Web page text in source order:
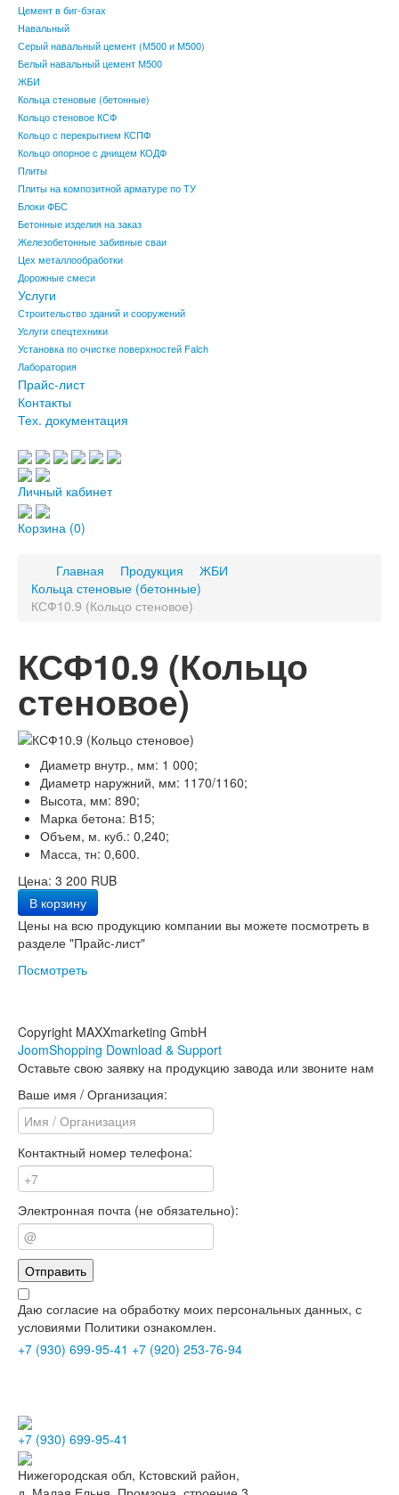
Цемент в биг-бэгах
Навальный
Серый навальный цемент (М500 и М500)
Белый навальный цемент М500
ЖБИ
Кольца стеновые (бетонные)
Кольцо стеновое КСФ
Кольцо с перекрытием КСПФ
Кольцо опорное с днищем КОДФ
Плиты
Плиты на композитной арматуре по ТУ
Блоки ФБС
Бетонные изделия на заказ
Железобетонные забивные сваи
Цех металлообработки
Дорожные смеси
Услуги
Строительство зданий и сооружений
Услуги спецтехники
Установка по очистке поверхностей Falch
Лаборатория
Прайс-лист
Контакты
Тех. документация
Личный кабинет
Корзина (0)
Главная Продукция
ЖБИ
Кольца стеновые (бетонные)
КСФ10.9 (Кольцо стеновое)
КСФ10.9 (Кольцо
стеновое)
Диаметр внутр., мм: 1 000;
Диаметр наружний, мм: 1170/1160;
Высота, мм: 890;
Марка бетона: В15;
Объем, м. куб.: 0,240;
Масса, тн: 0,600.
Цена: 3 200 RUB
Цены на всю продукцию компании вы можете посмотреть в
разделе "Прайс-лист"
Посмотреть
Copyright MAXXmarketing GmbH
JoomShopping Download & Support
Оставьте свою заявку на продукцию завода или звоните нам
Ваше имя / Организация:
Контактный номер телефона:
Электронная почта (не обязательно):
Отправить
Даю согласие на обработку моих персональных данных, с
условиями Политики ознакомлен.
+7 (930) 699-95-41 +7 (920) 253-76-94
+7 (930) 699-95-41
Нижегородская обл, Кстовский район,